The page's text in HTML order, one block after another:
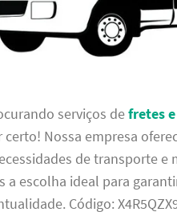
serviços defretes
certo! Nossa empresa
de transporte e
a escolha ideal para
Código: